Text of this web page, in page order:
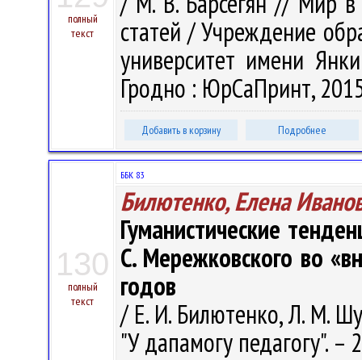
полный
текст
статей / Учреждение
университет имени
Гродно : ЮрСаПринт,
Добавить в корзину Подробнее
130
полный
текст
ББК 83
Билютенко, Елена
Гуманистические
С. Мережковского во
годов
/ Е. И. Билютенко, Л. М.
"У дапамогу педагогу".